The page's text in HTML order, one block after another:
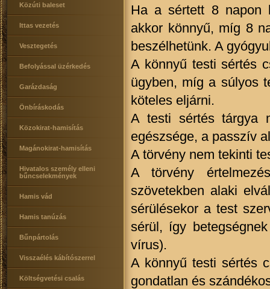
Közúti baleset
Ittas vezetés
Vesztegetés
Befolyással üzérkedés
Garázdaság
Önbíráskodás
Közokirat-hamisítás
Magánokirat-hamisítás
Hivatalos személy elleni
bűncselekmények
Hamis vád
Hamis tanúzás
Bűnpártolás
Visszaélés kábítószerrel
Költségvetési csalás
Ha a sértett 8 napon
akkor könnyű, míg 8
beszélhetünk. A
A könnyű testi sértés
ügyben, míg a súlyos
köteles eljárni.
A testi sértés tárgya
egészsége, a passzív
A törvény nem tekinti
A törvény
szövetekben alaki
sérülésekor a test
sérül, így
vírus).
A könnyű testi sértés
gondatlan és